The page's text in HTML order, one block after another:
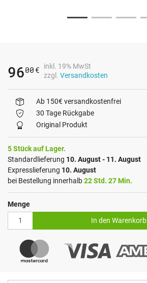
9600 €
inkl. 19% MwSt
zzgl. Versandkosten
Ab 150€ versandkostenfrei
30 Tage Rückgabe
Original Produkt
5 Stück auf Lager.
Standardlieferung 10. August - 11. August
Expresslieferung 10. August
bei Bestellung innerhalb22 Std. 27 Min.
Menge
In den Warenkorb